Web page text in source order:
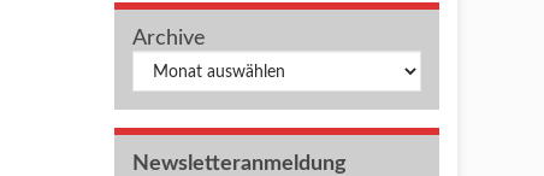
Archive
Archiv
Newsletteranmeldung